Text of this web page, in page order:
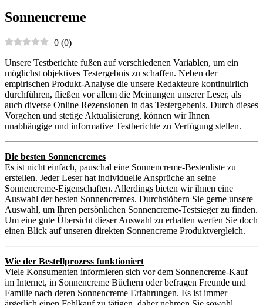
Sonnencreme
0 (0)
Unsere Testberichte fußen auf verschiedenen Variablen, um ein
möglichst objektives Testergebnis zu schaffen. Neben der
empirischen Produkt-Analyse die unsere Redakteure kontinuirlich
durchführen, fließen vor allem die Meinungen unserer Leser, als
auch diverse Online Rezensionen in das Testergebenis. Durch dieses
Vorgehen und stetige Aktualisierung, können wir Ihnen
unabhängige und informative Testberichte zu Verfügung stellen.
Die besten Sonnencremes
Es ist nicht einfach, pauschal eine Sonnencreme-Bestenliste zu
erstellen. Jeder Leser hat individuelle Ansprüche an seine
Sonnencreme-Eigenschaften. Allerdings bieten wir ihnen eine
Auswahl der besten Sonnencremes. Durchstöbern Sie gerne unsere
Auswahl, um Ihren persönlichen Sonnencreme-Testsieger zu finden.
Um eine gute Übersicht dieser Auswahl zu erhalten werfen Sie doch
einen Blick auf unseren direkten Sonnencreme Produktvergleich.
Wie der Bestellprozess funktioniert
Viele Konsumenten informieren sich vor dem Sonnencreme-Kauf
im Internet, in Sonnencreme Büchern oder befragen Freunde und
Familie nach deren Sonnencreme Erfahrungen. Es ist immer